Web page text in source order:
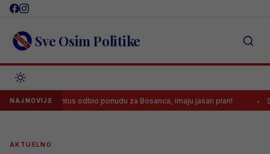
Skip
content Sve Osim Politike
NAJNOVIJE
Juventus odbio ponudu za Bosanca, imaju jasan plan! Sreća
AKTUELNO